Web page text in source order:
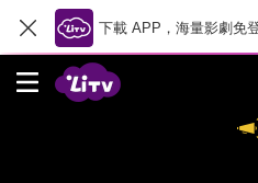
下載 APP，海量影劇免